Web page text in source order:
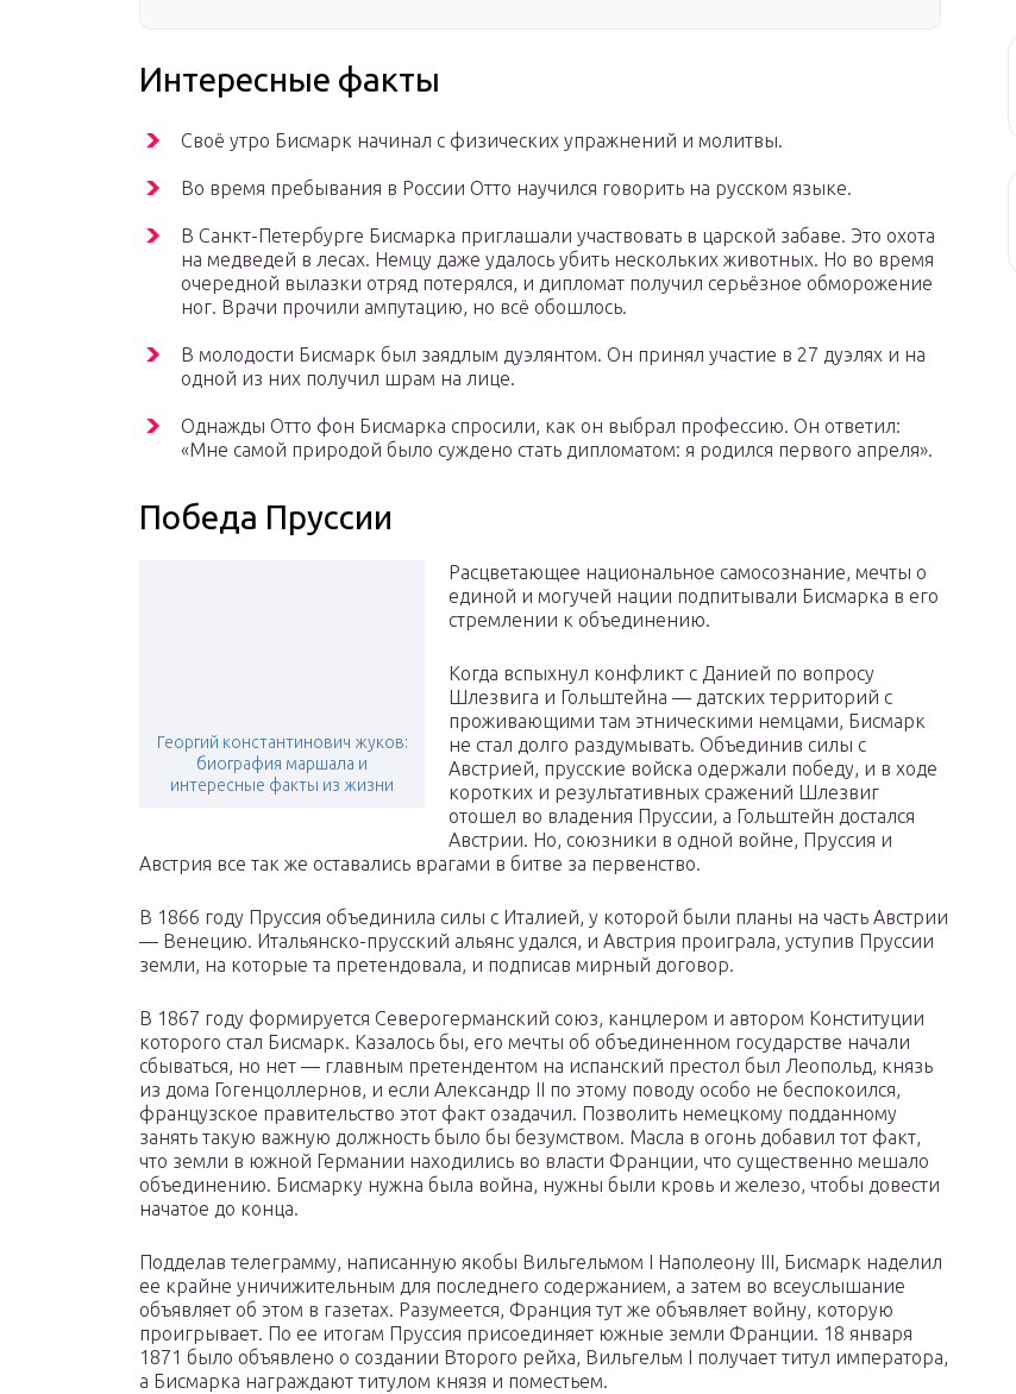
Интересные факты
Своё утро Бисмарк начинал с физических упражнений и молитвы.
Во время пребывания в России Отто научился говорить на русском языке.
В Санкт-Петербурге Бисмарка приглашали участвовать в царской забаве. Это охота
на медведей в лесах. Немцу даже удалось убить нескольких животных. Но во время
очередной вылазки отряд потерялся, и дипломат получил серьёзное обморожение
ног. Врачи прочили ампутацию, но всё обошлось.
В молодости Бисмарк был заядлым дуэлянтом. Он принял участие в 27 дуэлях и на
одной из них получил шрам на лице.
Однажды Отто фон Бисмарка спросили, как он выбрал профессию. Он ответил:
«Мне самой природой было суждено стать дипломатом: я родился первого апреля».
Победа Пруссии
Георгий константинович жуков:
биография маршала и
интересные факты из жизни
Расцветающее национальное самосознание, мечты о
единой и могучей нации подпитывали Бисмарка в его
стремлении к объединению.
Когда вспыхнул конфликт с Данией по вопросу
Шлезвига и Гольштейна — датских территорий с
проживающими там этническими немцами, Бисмарк
не стал долго раздумывать. Объединив силы с
Австрией, прусские войска одержали победу, и в ходе
коротких и результативных сражений Шлезвиг
отошел во владения Пруссии, а Гольштейн достался
Австрии. Но, союзники в одной войне, Пруссия и
Австрия все так же оставались врагами в битве за первенство.
В 1866 году Пруссия объединила силы с Италией, у которой были планы на часть Австрии
— Венецию. Итальянско-прусский альянс удался, и Австрия проиграла, уступив Пруссии
земли, на которые та претендовала, и подписав мирный договор.
В 1867 году формируется Северогерманский союз, канцлером и автором Конституции
которого стал Бисмарк. Казалось бы, его мечты об объединенном государстве начали
сбываться, но нет — главным претендентом на испанский престол был Леопольд, князь
из дома Гогенцоллернов, и если Александр II по этому поводу особо не беспокоился,
французское правительство этот факт озадачил. Позволить немецкому подданному
занять такую важную должность было бы безумством. Масла в огонь добавил тот факт,
что земли в южной Германии находились во власти Франции, что существенно мешало
объединению. Бисмарку нужна была война, нужны были кровь и железо, чтобы довести
начатое до конца.
Подделав телеграмму, написанную якобы Вильгельмом I Наполеону III, Бисмарк наделил
ее крайне уничижительным для последнего содержанием, а затем во всеуслышание
объявляет об этом в газетах. Разумеется, Франция тут же объявляет войну, которую
проигрывает. По ее итогам Пруссия присоединяет южные земли Франции. 18 января
1871 было объявлено о создании Второго рейха, Вильгельм I получает титул императора,
а Бисмарка награждают титулом князя и поместьем.